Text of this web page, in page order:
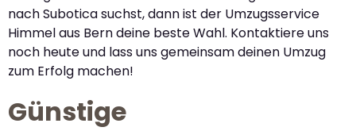
nach Subotica suchst, dann ist der Umzugsservice
Himmel aus Bern deine beste Wahl. Kontaktiere uns
noch heute und lass uns gemeinsam deinen Umzug
zum Erfolg machen!
Günstige